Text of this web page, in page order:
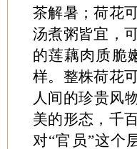
茶解暑；荷花
汤煮粥皆宜，
的莲藕肉质脆
样。整株荷花
人间的珍贵风
美的形态，千
对“官员”这个